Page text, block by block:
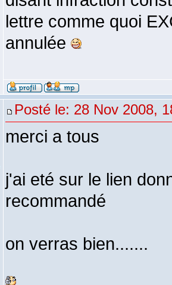
lettre comme quoi
annulée
Posté le: 28 Nov 2008,
merci a tous
j'ai eté sur le lien
recommandé
on verras bien.......